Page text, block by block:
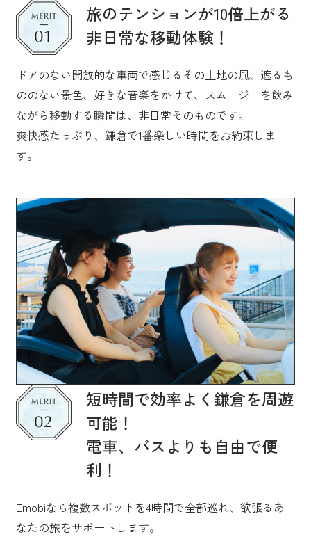
旅のテンションが10倍上がる
非日常な移動体験！
ドアのない開放的な車両で感じるその土地の風、遮るも
ののない景色、好きな音楽をかけて、スムージーを飲み
ながら移動する瞬間は、非日常そのものです。
爽快感たっぷり、鎌倉で1番楽しい時間をお約束しま
す。
短時間で効率よく鎌倉を周遊
可能！
電車、バスよりも自由で便
利！
Emobiなら複数スポットを4時間で全部巡れ、欲張るあ
なたの旅をサポートします。